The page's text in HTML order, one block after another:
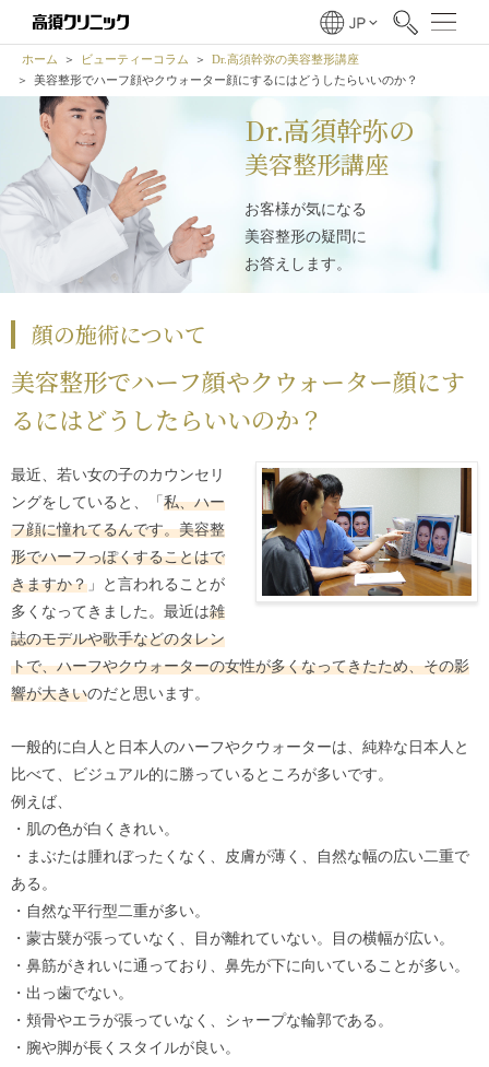
ホーム ビューティーコラム
Dr.高須幹弥の美容整形講座
美容整形でハーフ顔やクウォーター顔にするにはどうしたらいいのか？
Dr.高須幹弥の
美容整形講座
お客様が気になる
美容整形の疑問に
お答えします。
顔の施術について
美容整形でハーフ顔やクウォーター顔にす
るにはどうしたらいいのか？
最近、若い女の子のカウンセリ
ングをしていると、「 私、ハー
フ顔に憧れてるんです。美容整
形でハーフっぽくすることはで
きますか？ 」と言われることが
多くなってきました。最近は雑
誌のモデルや歌手などのタレン
トで、ハーフやクウォーターの女性が多くなってきたため、その影
響が大きいのだと思います。
一般的に白人と日本人のハーフやクウォーターは、純粋な日本人と
比べて、ビジュアル的に勝っているところが多いです。
例えば、
・肌の色が白くきれい。
・まぶたは腫れぼったくなく、皮膚が薄く、自然な幅の広い二重で
ある。
・自然な平行型二重が多い。
・蒙古襞が張っていなく、目が離れていない。目の横幅が広い。
・鼻筋がきれいに通っており、鼻先が下に向いていることが多い。
・出っ歯でない。
・頬骨やエラが張っていなく、シャープな輪郭である。
・腕や脚が長くスタイルが良い。